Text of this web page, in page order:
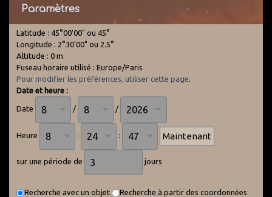
Paramètres
Latitude : 45°00'00" ou 45°
Longitude : 2°30'00" ou 2.5°
Altitude : 0 m
Fuseau horaire utilisé : Europe/Paris
Pour modifier les préférences, utiliser cette page.
Date et heure :
Date / /
Heure : :
sur une période de jours
Recherche avec un objet Recherche à partir des coordonnées